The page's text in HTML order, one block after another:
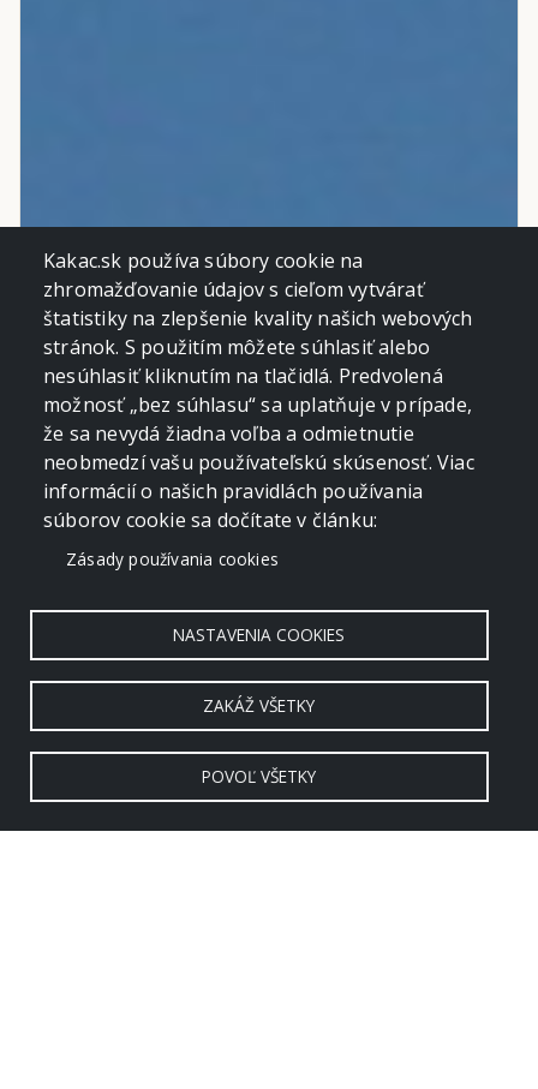
Kakac.sk používa súbory cookie na
zhromažďovanie údajov s cieľom vytvárať
štatistiky na zlepšenie kvality našich webových
stránok. S použitím môžete súhlasiť alebo
nesúhlasiť kliknutím na tlačidlá. Predvolená
možnosť „bez súhlasu“ sa uplatňuje v prípade,
že sa nevydá žiadna voľba a odmietnutie
neobmedzí vašu používateľskú skúsenosť. Viac
informácií o našich pravidlách používania
súborov cookie sa dočítate v článku:
Zásady používania cookies
NASTAVENIA COOKIES
ZAKÁŽ VŠETKY
POVOĽ VŠETKY